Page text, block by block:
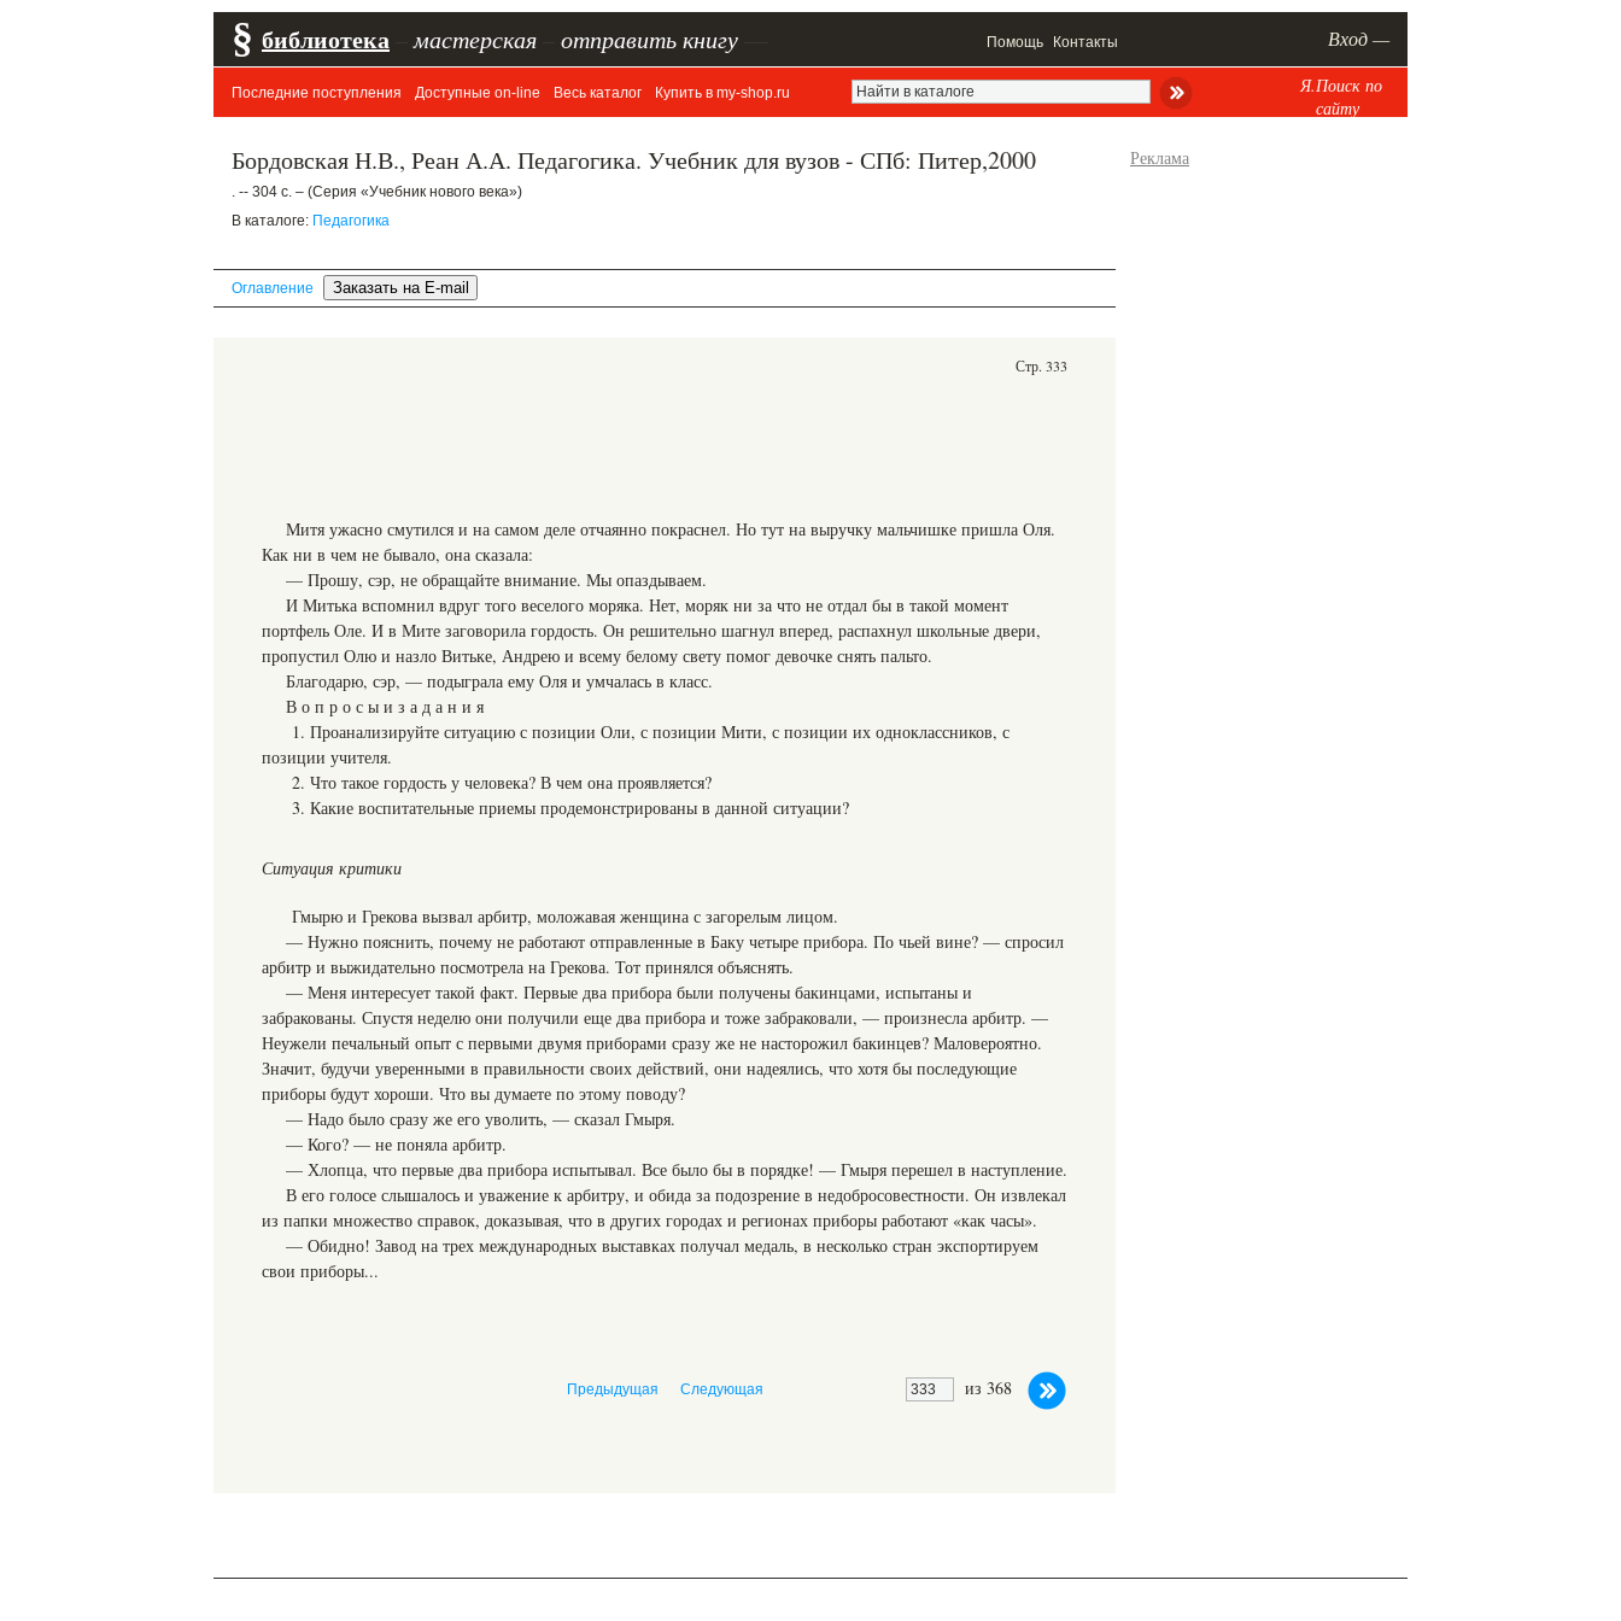
§ библиотека мастерская отправить книгу Помощь Контакты Вход —
Последние поступления Доступные on-line Весь каталог Купить в my-shop.ru
Я.Поиск по
сайту
Бордовская Н.В., Реан А.А. Педагогика. Учебник для вузов - СПб: Питер,2000
. -- 304 с. – (Серия «Учебник нового века»)
В каталоге: Педагогика
Оглавление
Стр. 333
Митя ужасно смутился и на самом деле отчаянно покраснел. Но тут на выручку мальчишке пришла Оля.
Как ни в чем не бывало, она сказала:
— Прошу, сэр, не обращайте внимание. Мы опаздываем.
И Митька вспомнил вдруг того веселого моряка. Нет, моряк ни за что не отдал бы в такой момент
портфель Оле. И в Мите заговорила гордость. Он решительно шагнул вперед, распахнул школьные двери,
пропустил Олю и назло Витьке, Андрею и всему белому свету помог девочке снять пальто.
Благодарю, сэр, — подыграла ему Оля и умчалась в класс.
В о п р о с ы и з а д а н и я
1. Проанализируйте ситуацию с позиции Оли, с позиции Мити, с позиции их одноклассников, с
позиции учителя.
2. Что такое гордость у человека? В чем она проявляется?
3. Какие воспитательные приемы продемонстрированы в данной ситуации?
Ситуация критики
Гмырю и Грекова вызвал арбитр, моложавая женщина с загорелым лицом.
— Нужно пояснить, почему не работают отправленные в Баку четыре прибора. По чьей вине? — спросил
арбитр и выжидательно посмотрела на Грекова. Тот принялся объяснять.
— Меня интересует такой факт. Первые два прибора были получены бакинцами, испытаны и
забракованы. Спустя неделю они получили еще два прибора и тоже забраковали, — произнесла арбитр. —
Неужели печальный опыт с первыми двумя приборами сразу же не насторожил бакинцев? Маловероятно.
Значит, будучи уверенными в правильности своих действий, они надеялись, что хотя бы последующие
приборы будут хороши. Что вы думаете по этому поводу?
— Надо было сразу же его уволить, — сказал Гмыря.
— Кого? — не поняла арбитр.
— Хлопца, что первые два прибора испытывал. Все было бы в порядке! — Гмыря перешел в наступление.
В его голосе слышалось и уважение к арбитру, и обида за подозрение в недобросовестности. Он извлекал
из папки множество справок, доказывая, что в других городах и регионах приборы работают «как часы».
— Обидно! Завод на трех международных выставках получал медаль, в несколько стран экспортируем
свои приборы...
из 368
Предыдущая Следующая
Реклама